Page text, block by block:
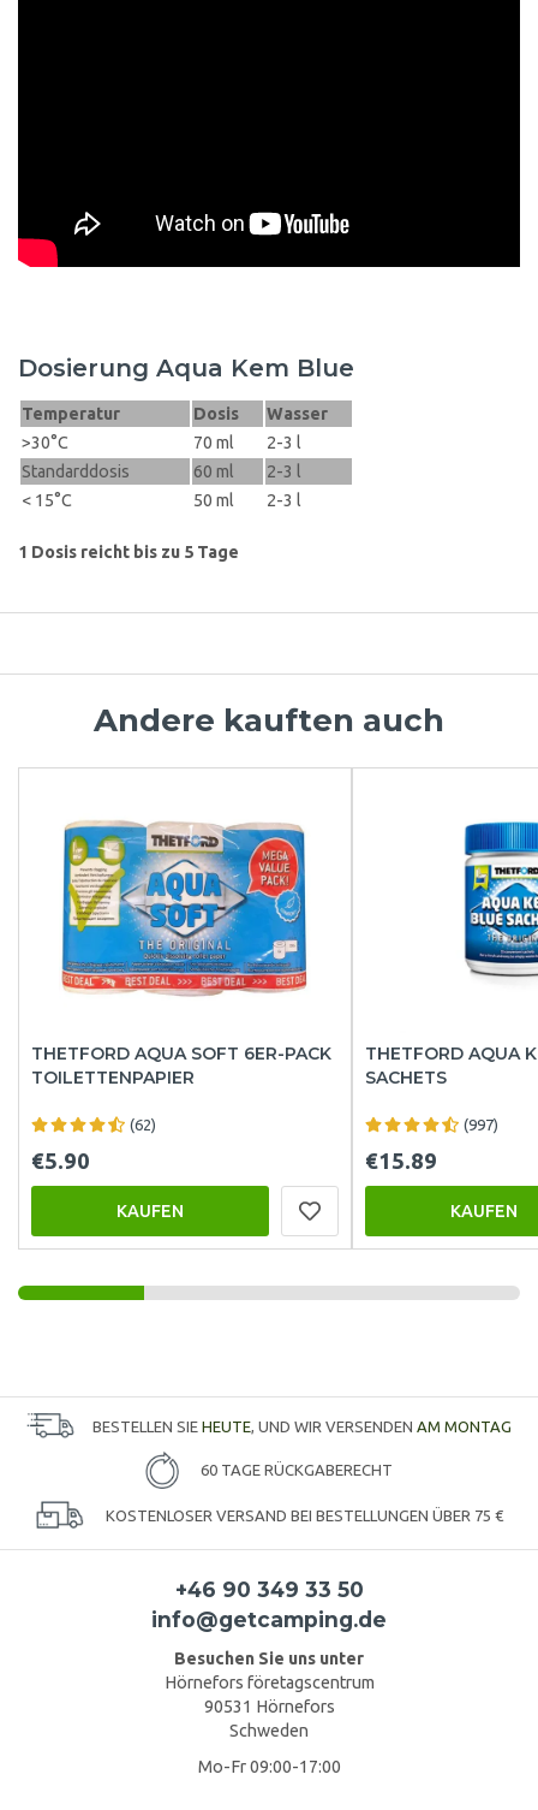
Dosierung Aqua Kem Blue
Temperatur Dosis
Wasser
>30°C
70 ml
2-3 l
Standarddosis
60 ml
2-3 l
< 15°C
50 ml 2-3 l
1 Dosis reicht bis zu 5 Tage
Andere kauften auch
THETFORD AQUA SOFT 6ER-PACK
TOILETTENPAPIER
(62)
€5.90
KAUFEN
THETFORD AQUA
SACHETS
(997)
€15.89
KAUFEN
BESTELLEN SIE HEUTE , UND WIR VERSENDEN AM MONTAG
60 TAGE RÜCKGABERECHT
KOSTENLOSER VERSAND BEI BESTELLUNGEN ÜBER 75 €
+46 90 349 33 50
info@getcamping.de
Besuchen Sie uns unter
Hörnefors företagscentrum
90531 Hörnefors
Schweden
Mo-Fr 09:00-17:00